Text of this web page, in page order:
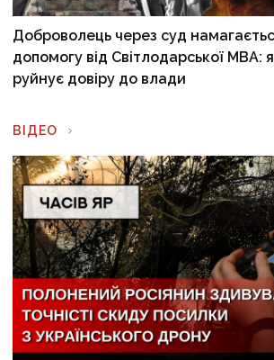
Доброволець через суд
допомогу від Світлодарської МВА:
руйнує довіру до влади
ВІДЕО